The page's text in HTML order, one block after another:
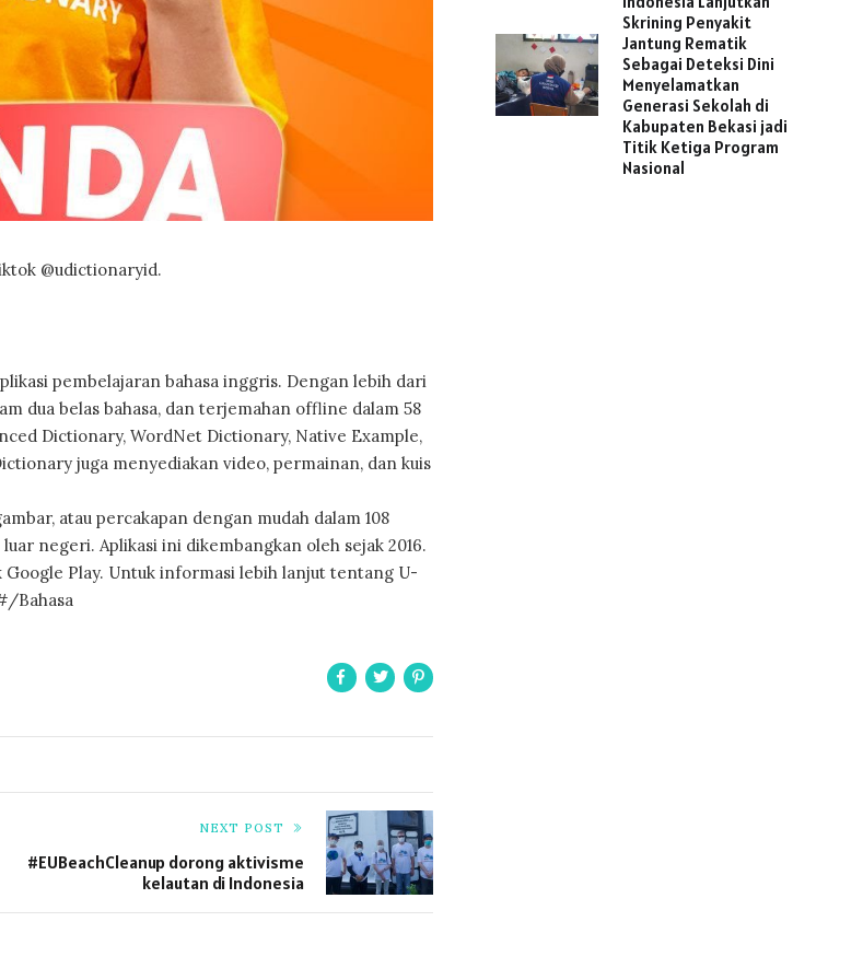
@udictionaryid.
pembelajaran bahasa inggris. Dengan lebih dari
dua belas bahasa, dan terjemahan offline dalam 58
Dictionary, WordNet Dictionary, Native Example,
juga menyediakan video, permainan, dan kuis
atau percakapan dengan mudah dalam 108
negeri. Aplikasi ini dikembangkan oleh sejak 2016.
Google Play. Untuk informasi lebih lanjut tentang U-
Bahasa
NEXT POST
#EUBeachCleanup dorong aktivisme
kelautan di Indonesia
Skrining Penyakit
Jantung Rematik
Sebagai Deteksi Dini
Menyelamatkan
Generasi Sekolah di
Kabupaten Bekasi jadi
Titik Ketiga Program
Nasional